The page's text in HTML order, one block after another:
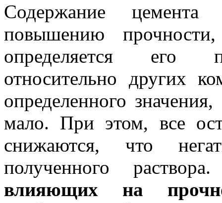
Содержание цемента
повышению
определяется его
относительно других
определенного
мало. При этом, все
снижаются, что
полученного
влияющих на